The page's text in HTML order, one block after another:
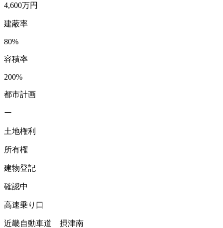
4,600万円
建蔽率
80%
容積率
200%
都市計画
ー
土地権利
所有権
建物登記
確認中
高速乗り口
近畿自動車道 摂津南